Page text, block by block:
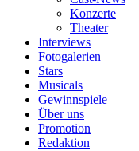
Konzerte
Theater
Interviews
Fotogalerien
Stars
Musicals
Gewinnspiele
Über uns
Promotion
Redaktion